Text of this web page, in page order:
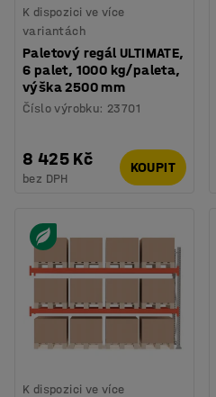
K dispozici ve více
variantách
Paletový regál ULTIMATE,
6 palet, 1000 kg/paleta,
výška 2500 mm
Číslo výrobku: 23701
8 425 Kč
bez DPH
KOUPIT
K dispozici ve více